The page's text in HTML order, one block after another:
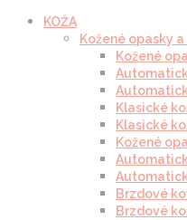
KOŽA
Kožené opasky
Kožené
Klasické
Klasické
Kožené
Brzdové
Brzdové